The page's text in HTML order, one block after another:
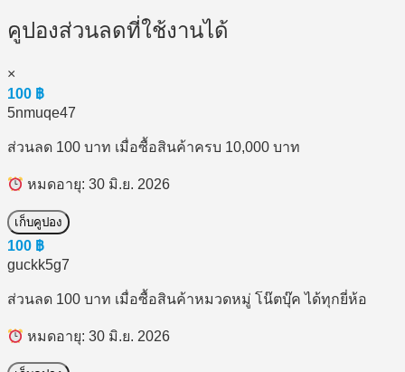
คูปองส่วนลดที่ใช้งานได้
×
100 ฿
5nmuqe47
ส่วนลด 100 บาท เมื่อซื้อสินค้าครบ 10,000 บาท
หมดอายุ: 30 มิ.ย. 2026
เก็บคูปอง
100 ฿
guckk5g7
ส่วนลด 100 บาท เมื่อซื้อสินค้าหมวดหมู่ โน๊ตบุ๊ค ได้ทุกยี่ห้อ
หมดอายุ: 30 มิ.ย. 2026